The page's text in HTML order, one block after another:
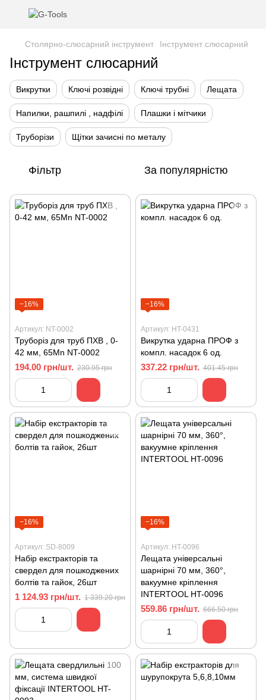
Столярно-слюсарний інструмент Інструмент слюсарний
Інструмент слюсарний
Викрутки Ключі розвідні Ключі трубні Лещата
Напилки, рашпилі , надфілі Плашки і мітчики
Труборізи Щітки зачисні по металу
Фільтр За популярністю
−16%
Артикул: NT-0002
Труборіз для труб ПХВ , 0-
42 мм, 65Mn NT-0002
194.00 грн/шт. 230.95 грн
−16%
Артикул: HT-0431
Викрутка ударна ПРОФ з
компл. насадок 6 од.
337.22 грн/шт. 401.45 грн
−16%
Артикул: SD-8009
Набір екстракторів та
свердел для пошкоджених
болтів та гайок, 26шт
1 124.93 грн/шт. 1 339.20 грн
−16%
Артикул: HT-0096
Лещата універсальні
шарнірні 70 мм, 360°,
вакуумне кріплення
INTERTOOL HT-0096
559.86 грн/шт. 666.50 грн